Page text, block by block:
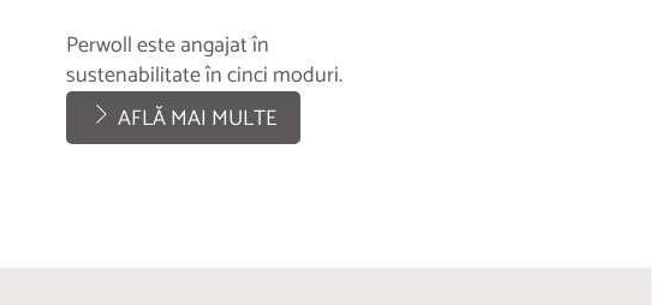
Perwoll este angajat în
sustenabilitate în cinci moduri.
AFLĂ MAI MULTE